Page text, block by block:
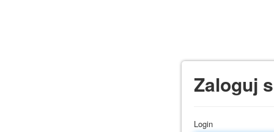
Zaloguj
Login